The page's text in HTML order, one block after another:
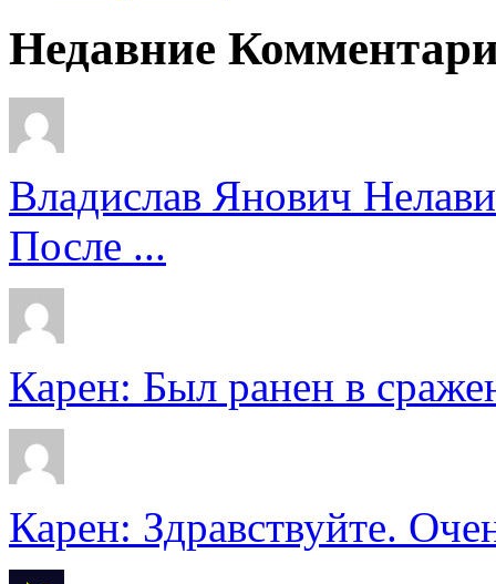
Недавние
Владислав Янович
После ...
Карен: Был ранен в
Карен: Здравствуйте.